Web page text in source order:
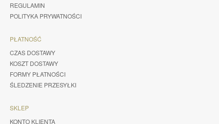
REGULAMIN
POLITYKA PRYWATNOŚCI
PŁATNOŚĆ
CZAS DOSTAWY
KOSZT DOSTAWY
FORMY PŁATNOŚCI
ŚLEDZENIE PRZESYŁKI
SKLEP
KONTO KLIENTA